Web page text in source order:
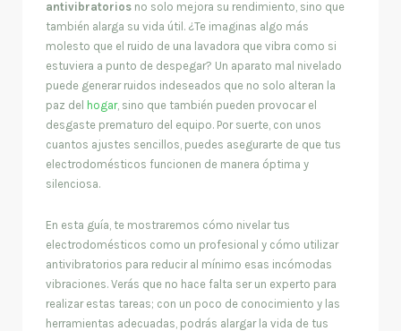
antivibratorios no solo mejora su rendimiento, sino que
también alarga su vida útil. ¿Te imaginas algo más
molesto que el ruido de una lavadora que vibra como si
estuviera a punto de despegar? Un aparato mal nivelado
puede generar ruidos indeseados que no solo alteran la
paz del hogar, sino que también pueden provocar el
desgaste prematuro del equipo. Por suerte, con unos
cuantos ajustes sencillos, puedes asegurarte de que tus
electrodomésticos funcionen de manera óptima y
silenciosa.
En esta guía, te mostraremos cómo nivelar tus
electrodomésticos como un profesional y cómo utilizar
antivibratorios para reducir al mínimo esas incómodas
vibraciones. Verás que no hace falta ser un experto para
realizar estas tareas; con un poco de conocimiento y las
herramientas adecuadas, podrás alargar la vida de tus